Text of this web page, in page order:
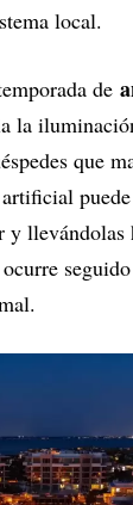
local.
de
la
que
y llevándolas